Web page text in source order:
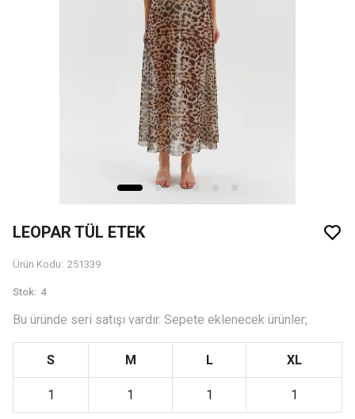
LEOPAR TÜL ETEK
Ürün Kodu: 251339
Stok: 4
Bu üründe seri satışı vardır. Sepete eklenecek ürünler;
S M L XL
1 1 1 1